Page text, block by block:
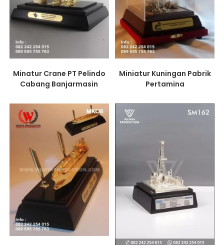
Minatur Crane PT Pelindo
Cabang Banjarmasin
Miniatur Kuningan Pabrik
Pertamina